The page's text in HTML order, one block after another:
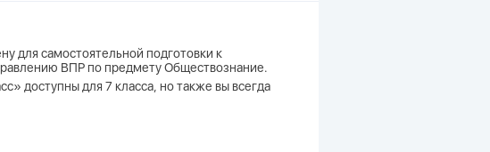
для самостоятельной подготовки к
ВПР по предмету Обществознание.
доступны для 7 класса, но также вы всегда